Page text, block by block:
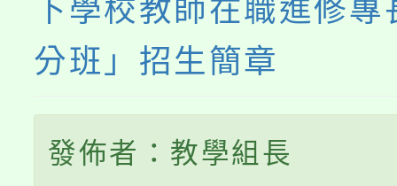
下學校教師在職進修專
分班」招生簡章
發佈者：教學組長